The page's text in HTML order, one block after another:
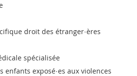
droit des étranger·ères
spécialisée
enfants exposé·es aux violences